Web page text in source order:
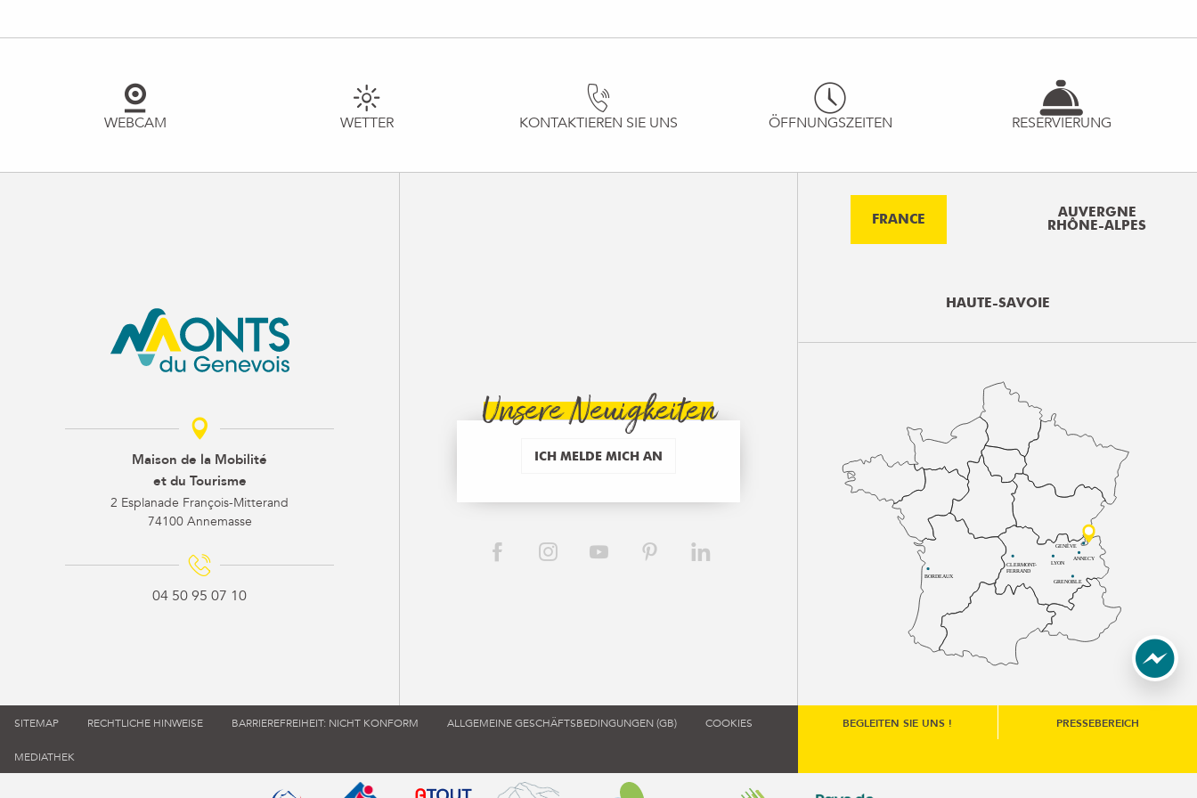
WEBCAM WETTER KONTAKTIEREN SIE UNS ÖFFNUNGSZEITEN RESERVIERUNG
Maison de la Mobilité
et du Tourisme
2 Esplanade François-Mitterand
74100 Annemasse
04 50 95 07 10
Unsere Neuigkeiten
ICH MELDE MICH AN
FRANCE
AUVERGNE
RHÔNE-ALPES
HAUTE-SAVOIE
BORDEAUX
CLERMONT-
FERRAND
LYON
ANNECY
GRENOBLE
GENÈVE
SITEMAP RECHTLICHE HINWEISE BARRIEREFREIHEIT: NICHT KONFORM ALLGEMEINE GESCHÄFTSBEDINGUNGEN (GB) COOKIES
MEDIATHEK
BEGLEITEN SIE UNS ! PRESSEBEREICH